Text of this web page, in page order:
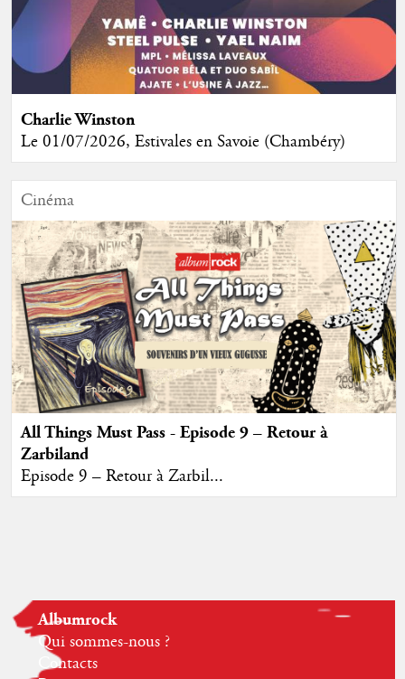
Charlie Winston
Le 01/07/2026, Estivales en Savoie (Chambéry)
Cinéma
All Things Must Pass - Episode 9 – Retour à
Zarbiland
Episode 9 – Retour à Zarbil...
Albumrock
Qui sommes-nous ?
Contacts